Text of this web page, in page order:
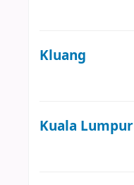
Kluang
Kuala Lumpur